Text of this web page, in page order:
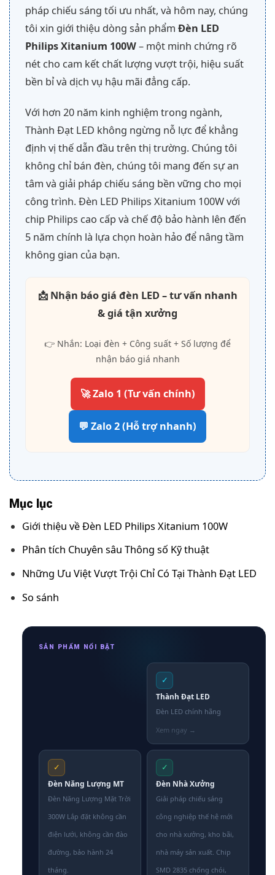
pháp chiếu sáng tối ưu nhất, và hôm nay, chúng
tôi xin giới thiệu dòng sản phẩm Đèn LED
Philips Xitanium 100W– một minh chứng rõ
nét cho cam kết chất lượng vượt trội, hiệu suất
bền bỉ và dịch vụ hậu mãi đẳng cấp.
Với hơn 20 năm kinh nghiệm trong ngành,
Thành Đạt LED không ngừng nỗ lực để khẳng
định vị thế dẫn đầu trên thị trường. Chúng tôi
không chỉ bán đèn, chúng tôi mang đến sự an
tâm và giải pháp chiếu sáng bền vững cho mọi
công trình. Đèn LED Philips Xitanium 100W với
chip Philips cao cấp và chế độ bảo hành lên đến
5 năm chính là lựa chọn hoàn hảo để nâng tầm
không gian của bạn.
📩 Nhận báo giá đèn LED – tư vấn nhanh
& giá tận xưởng
👉 Nhắn: Loại đèn + Công suất + Số lượng để
nhận báo giá nhanh
🚀 Zalo 1 (Tư vấn chính)
💬 Zalo 2 (Hỗ trợ nhanh)
Mục lục
Giới thiệu về Đèn LED Philips Xitanium 100W
Phân tích Chuyên sâu Thông số Kỹ thuật
Những Ưu Việt Vượt Trội Chỉ Có Tại Thành Đạt LED
So sánh
SẢN PHẨM NỔI BẬT
✓
Thành Đạt LED
Đèn LED chính hãng
✓
Đèn Năng Lượng MT
Đèn Năng Lượng Mặt Trời
300W Lắp đặt không cần
điện lưới, không cần đào
đường, bảo hành 24
tháng.
✓
Đèn Nhà Xưởng
Giải pháp chiếu sáng
công nghiệp thế hệ mới
cho nhà xưởng, kho bãi,
nhà máy sản xuất. Chip
SMD 2835 chống chói,